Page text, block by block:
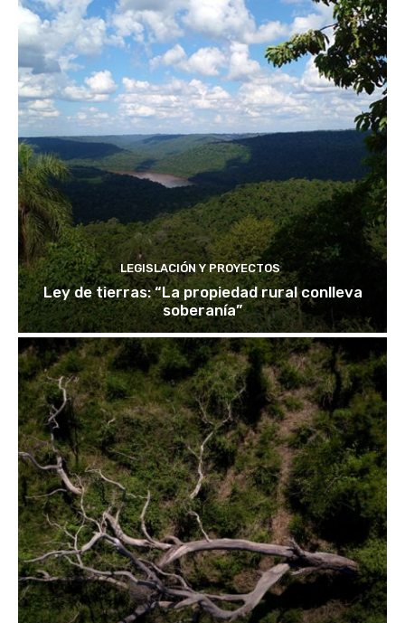
LEGISLACIÓN Y PROYECTOS
Ley de tierras: “La propiedad rural conlleva
soberanía”